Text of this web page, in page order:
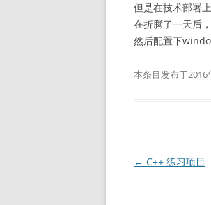
但是在技术部署
在折腾了一天后
然后配置下
本条目发布于2016
文
← C++ 练习项目